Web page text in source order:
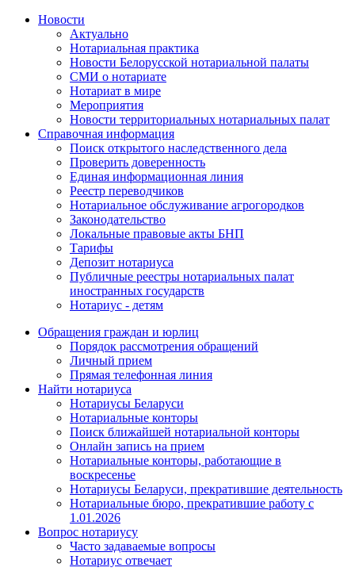
Новости
Актуально
Нотариальная практика
Новости Белорусской нотариальной палаты
СМИ о нотариате
Нотариат в мире
Мероприятия
Новости территориальных нотариальных палат
Справочная информация
Поиск открытого наследственного дела
Проверить доверенность
Единая информационная линия
Реестр переводчиков
Нотариальное обслуживание агрогородков
Законодательство
Локальные правовые акты БНП
Тарифы
Депозит нотариуса
Публичные реестры нотариальных палат
иностранных государств
Нотариус - детям
Обращения граждан и юрлиц
Порядок рассмотрения обращений
Личный прием
Прямая телефонная линия
Найти нотариуса
Нотариусы Беларуси
Нотариальные конторы
Поиск ближайшей нотариальной конторы
Онлайн запись на прием
Нотариальные конторы, работающие в
воскресенье
Нотариусы Беларуси, прекратившие деятельность
Нотариальные бюро, прекратившие работу с
1.01.2026
Вопрос нотариусу
Часто задаваемые вопросы
Нотариус отвечает